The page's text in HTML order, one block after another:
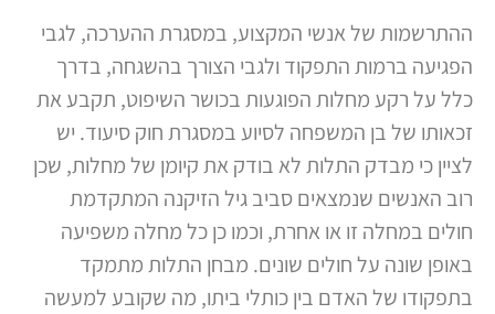
ההתרשמות של אנשי המקצוע, במסגרת ההערכה, לגבי
הפגיעה ברמות התפקוד ולגבי הצורך בהשגחה, בדרך
כלל על רקע מחלות הפוגעות בכושר השיפוט, תקבע את
זכאותו של בן המשפחה לסיוע במסגרת חוק סיעוד. יש
לציין כי מבדק התלות לא בודק את קיומן של מחלות, שכן
רוב האנשים שנמצאים סביב גיל הזיקנה המתקדמת
חולים במחלה זו או אחרת, וכמו כן כל מחלה משפיעה
באופן שונה על חולים שונים. מבחן התלות מתמקד
בתפקודו של האדם בין כותלי ביתו, מה שקובע למעשה